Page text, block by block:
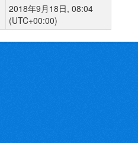
2018年9月18日, 08:04
(UTC+00:00)